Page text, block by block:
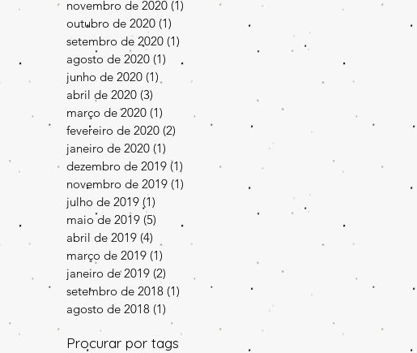
novembro de 2020 (1)
outubro de 2020 (1)
setembro de 2020 (1)
agosto de 2020 (1) 1 post
junho de 2020 (1) 1 post
abril de 2020 (3)
março de 2020 (1) 1 post
fevereiro de 2020 (2) 2 posts
janeiro de 2020 (1)
dezembro de 2019 (1)
novembro de 2019 (1)
julho de 2019 (1)
maio de 2019 (5)
abril de 2019 (4)
março de 2019 (1)
janeiro de 2019 (2)
setembro de 2018 (1) 1 post
agosto de 2018 (1)
Procurar por tags